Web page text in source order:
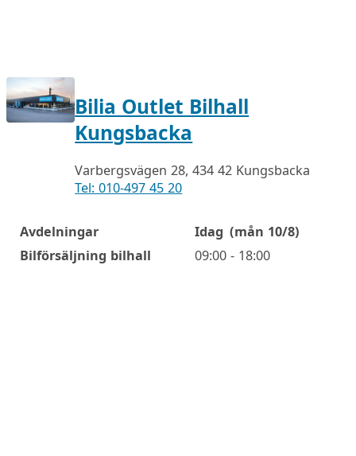
Bilia Outlet Bilhall
Kungsbacka
Varbergsvägen 28, 434 42 Kungsbacka
Tel: 010-497 45 20
Öppettider
Avdelningar Idag (mån 10/8)
Bilförsäljning bilhall
09:00 - 18:00